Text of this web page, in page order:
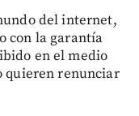
del internet,
con la garantía
en el medio
quieren renunciar